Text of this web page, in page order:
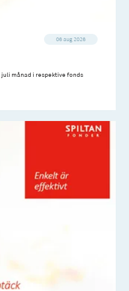
06 aug 2026
juli månad i respektive fonds